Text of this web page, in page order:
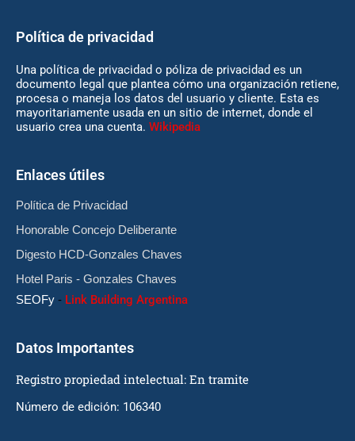
Política de privacidad
Una política de privacidad o póliza de privacidad es un
documento legal que plantea cómo una organización retiene,
procesa o maneja los datos del usuario y cliente. Esta es
mayoritariamente usada en un sitio de internet, donde el
usuario crea una cuenta. Wikipedia
Enlaces útiles
Política de Privacidad
Honorable Concejo Deliberante
Digesto HCD-Gonzales Chaves
Hotel Paris - Gonzales Chaves
SEOFy - Link Building Argentina
Datos Importantes
Registro propiedad intelectual: En tramite
Número de edición: 106340